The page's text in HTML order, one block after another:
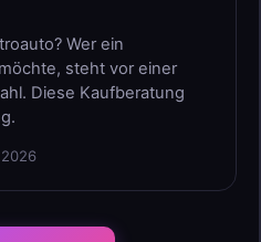
Wer ein
steht vor einer
Diese Kaufberatung